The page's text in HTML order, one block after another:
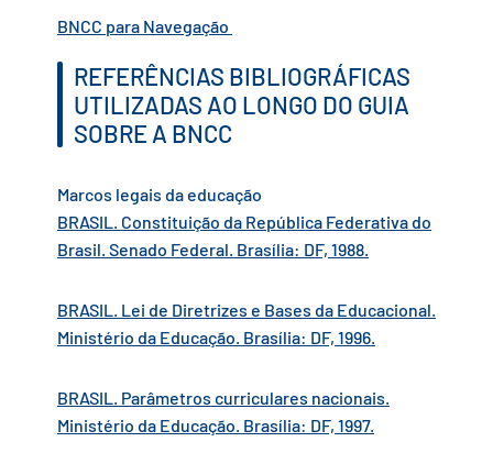
BNCC para Navegação
REFERÊNCIAS BIBLIOGRÁFICAS
UTILIZADAS AO LONGO DO GUIA
SOBRE A BNCC
Marcos legais da educação
BRASIL. Constituição da República Federativa do
Brasil. Senado Federal. Brasília: DF, 1988.
BRASIL. Lei de Diretrizes e Bases da Educacional.
Ministério da Educação. Brasília: DF, 1996.
BRASIL. Parâmetros curriculares nacionais.
Ministério da Educação. Brasília: DF, 1997.